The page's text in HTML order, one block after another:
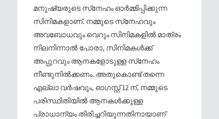
മനുഷ്യരുടെ സ്‌നേഹം ഓര്‍മ്മിപ്പിക്കുന്ന
സിനിമകളാണ്. നമ്മുടെ സ്‌നേഹവും
അവബോധവും വെറും സിനിമകളില്‍ മാത്രം
നിലനിന്നാല്‍ പോരാ, സിനിമകള്‍ക്ക്
അപ്പുറവും ആനകളോടുള്ള സ്‌നേഹം
നീണ്ടുനില്‍ക്കണം. അതുകൊണ്ട് തന്നെ
എല്ലാ വര്‍ഷവും, ഓഗസ്റ്റ് 12 ന്, നമ്മുടെ
പരിസ്ഥിതിയില്‍ ആനകള്‍ക്കുള്ള
പ്രാധാന്യം തിരിച്ചറിയുന്നതിനായാണ്